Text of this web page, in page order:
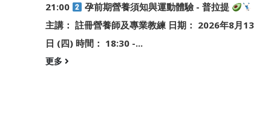
21:00
孕前期營養須知與運動體驗 - 普拉提
主講： 註冊營養師及專業教練 日期： 2026年8月13
日 (四) 時間： 18:30 -...
更多